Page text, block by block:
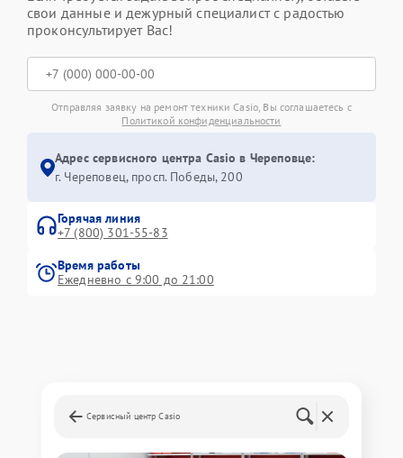
свои данные и дежурный специалист с радостью
проконсультирует Вас!
Отправляя заявку на ремонт техники Casio, Вы соглашаетесь с
Политикой конфиденциальности
Адрес сервисного центра Casio в Череповце:
г. Череповец, просп. Победы, 200
Горячая линия
+7 (800) 301-55-83
Время работы
Ежедневно с 9:00 до 21:00
Сервисный центр Casio